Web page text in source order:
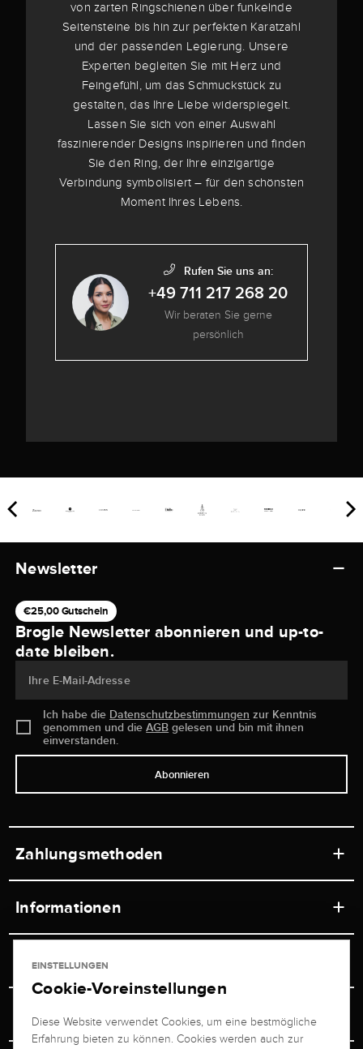
von zarten Ringschienen über funkelnde
Seitensteine bis hin zur perfekten Karatzahl
und der passenden Legierung. Unsere
Experten begleiten Sie mit Herz und
Feingefühl, um das Schmuckstück zu
gestalten, das Ihre Liebe widerspiegelt.
Lassen Sie sich von einer Auswahl
faszinierender Designs inspirieren und finden
Sie den Ring, der Ihre einzigartige
Verbindung symbolisiert – für den schönsten
Moment Ihres Lebens.
Rufen Sie uns an:
+49 711 217 268 20
Wir beraten Sie gerne
persönlich
Newsletter
€25,00 Gutschein
Brogle Newsletter abonnieren und up-to-
date bleiben.
Ihre E-Mail-Adresse
Ich habe die Datenschutzbestimmungen zur Kenntnis
genommen und dieAGB gelesen und bin mit ihnen
einverstanden.
Abonnieren
Zahlungsmethoden
Informationen
Ladengeschäft
Versand & Zahlung
Service
Newsletterabmeldung
Juwelier Brogle
EINSTELLUNGEN
Cookie-Voreinstellungen
Diese Website verwendet Cookies, um eine bestmögliche
Erfahrung bieten zu können. Cookies werden auch zur